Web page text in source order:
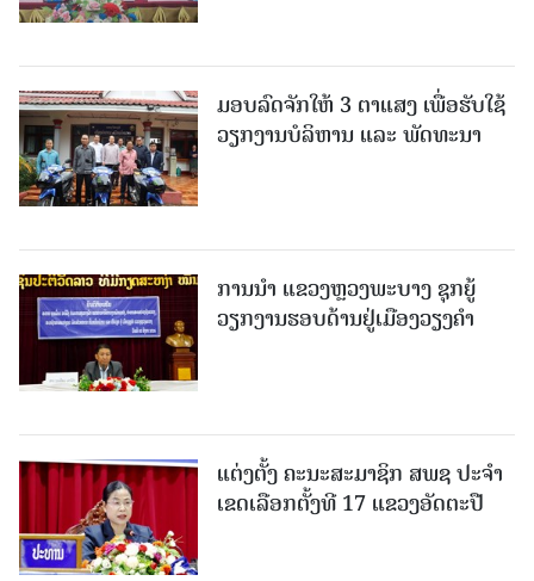
ມອບລົດຈັກໃຫ້ 3 ຕາແສງ ເພື່ອຮັບໃຊ້
ວຽກງານບໍລິຫານ ແລະ ພັດທະນາ
ການນຳ ແຂວງຫຼວງພະບາງ ຊຸກຍູ້
ວຽກງານຮອບດ້ານຢູ່ເມືອງວຽງຄໍາ
ແຕ່ງຕັ້ງ ຄະນະສະມາຊິກ ສພຊ ປະຈຳ
ເຂດເລືອກຕັ້ງທີ 17 ແຂວງອັດຕະປື